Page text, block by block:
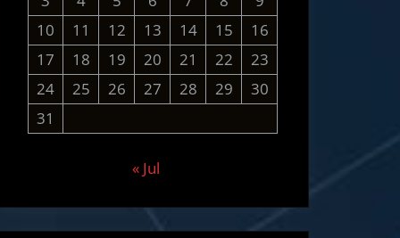
10
11 12 13 14 15
16
17
18 19 20 21 22
23
24
25 26 27 28 29
30
31
« Jul